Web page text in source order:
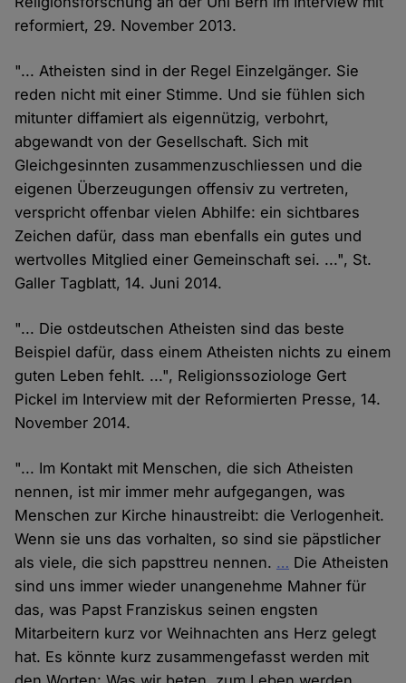
reformiert, 29. November 2013.
"... Atheisten sind in der Regel Einzelgänger. Sie
reden nicht mit einer Stimme. Und sie fühlen sich
mitunter diffamiert als eigennützig, verbohrt,
abgewandt von der Gesellschaft. Sich mit
Gleichgesinnten zusammenzuschliessen und die
eigenen Überzeugungen offensiv zu vertreten,
verspricht offenbar vielen Abhilfe: ein sichtbares
Zeichen dafür, dass man ebenfalls ein gutes und
wertvolles Mitglied einer Gemeinschaft sei. ...", St.
Galler Tagblatt, 14. Juni 2014.
"... Die ostdeutschen Atheisten sind das beste
Beispiel dafür, dass einem Atheisten nichts zu einem
guten Leben fehlt. ...", Religionssoziologe Gert
Pickel im Interview mit der Reformierten Presse, 14.
November 2014.
"... Im Kontakt mit Menschen, die sich Atheisten
nennen, ist mir immer mehr aufgegangen, was
Menschen zur Kirche hinaustreibt: die Verlogenheit.
Wenn sie uns das vorhalten, so sind sie päpstlicher
als viele, die sich papsttreu nennen. … Die Atheisten
sind uns immer wieder unangenehme Mahner für
das, was Papst Franziskus seinen engsten
Mitarbeitern kurz vor Weihnachten ans Herz gelegt
hat. Es könnte kurz zusammengefasst werden mit